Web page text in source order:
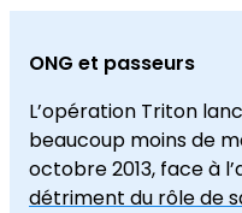
ONG et passeurs
L’opération Triton
beaucoup moins de
octobre 2013, face à
détriment du rôle de